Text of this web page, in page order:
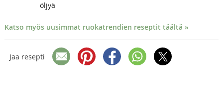
öljyä
Katso myös uusimmat ruokatrendien reseptit täältä »
Jaa resepti